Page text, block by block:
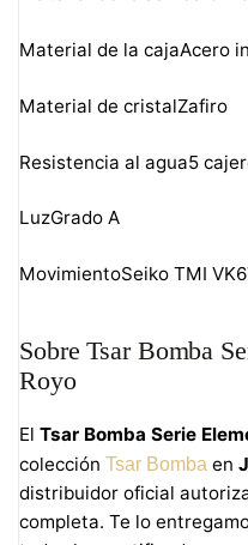
Material de la cajaAcero
Material de cristalZafiro
Resistencia al agua5
LuzGrado A
MovimientoSeiko TMI
Sobre Tsar Bomba
Royo
El Tsar Bomba Serie
colección Tsar Bomba en
distribuidor oficial
completa. Te lo